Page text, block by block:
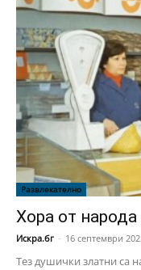
Развлекателно
Хора от народа
Искра.бг - 16 септември
Тез душички златни са